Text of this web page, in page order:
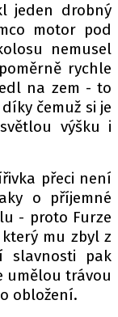
je
23 054
jeden drobný
motor pod
nemusel
rychle
na zem - to
čemuž si je
výšku i
přeci není
o příjemné
- proto Furze
mu zbyl z
slavnosti pak
umělou trávou
obložení.